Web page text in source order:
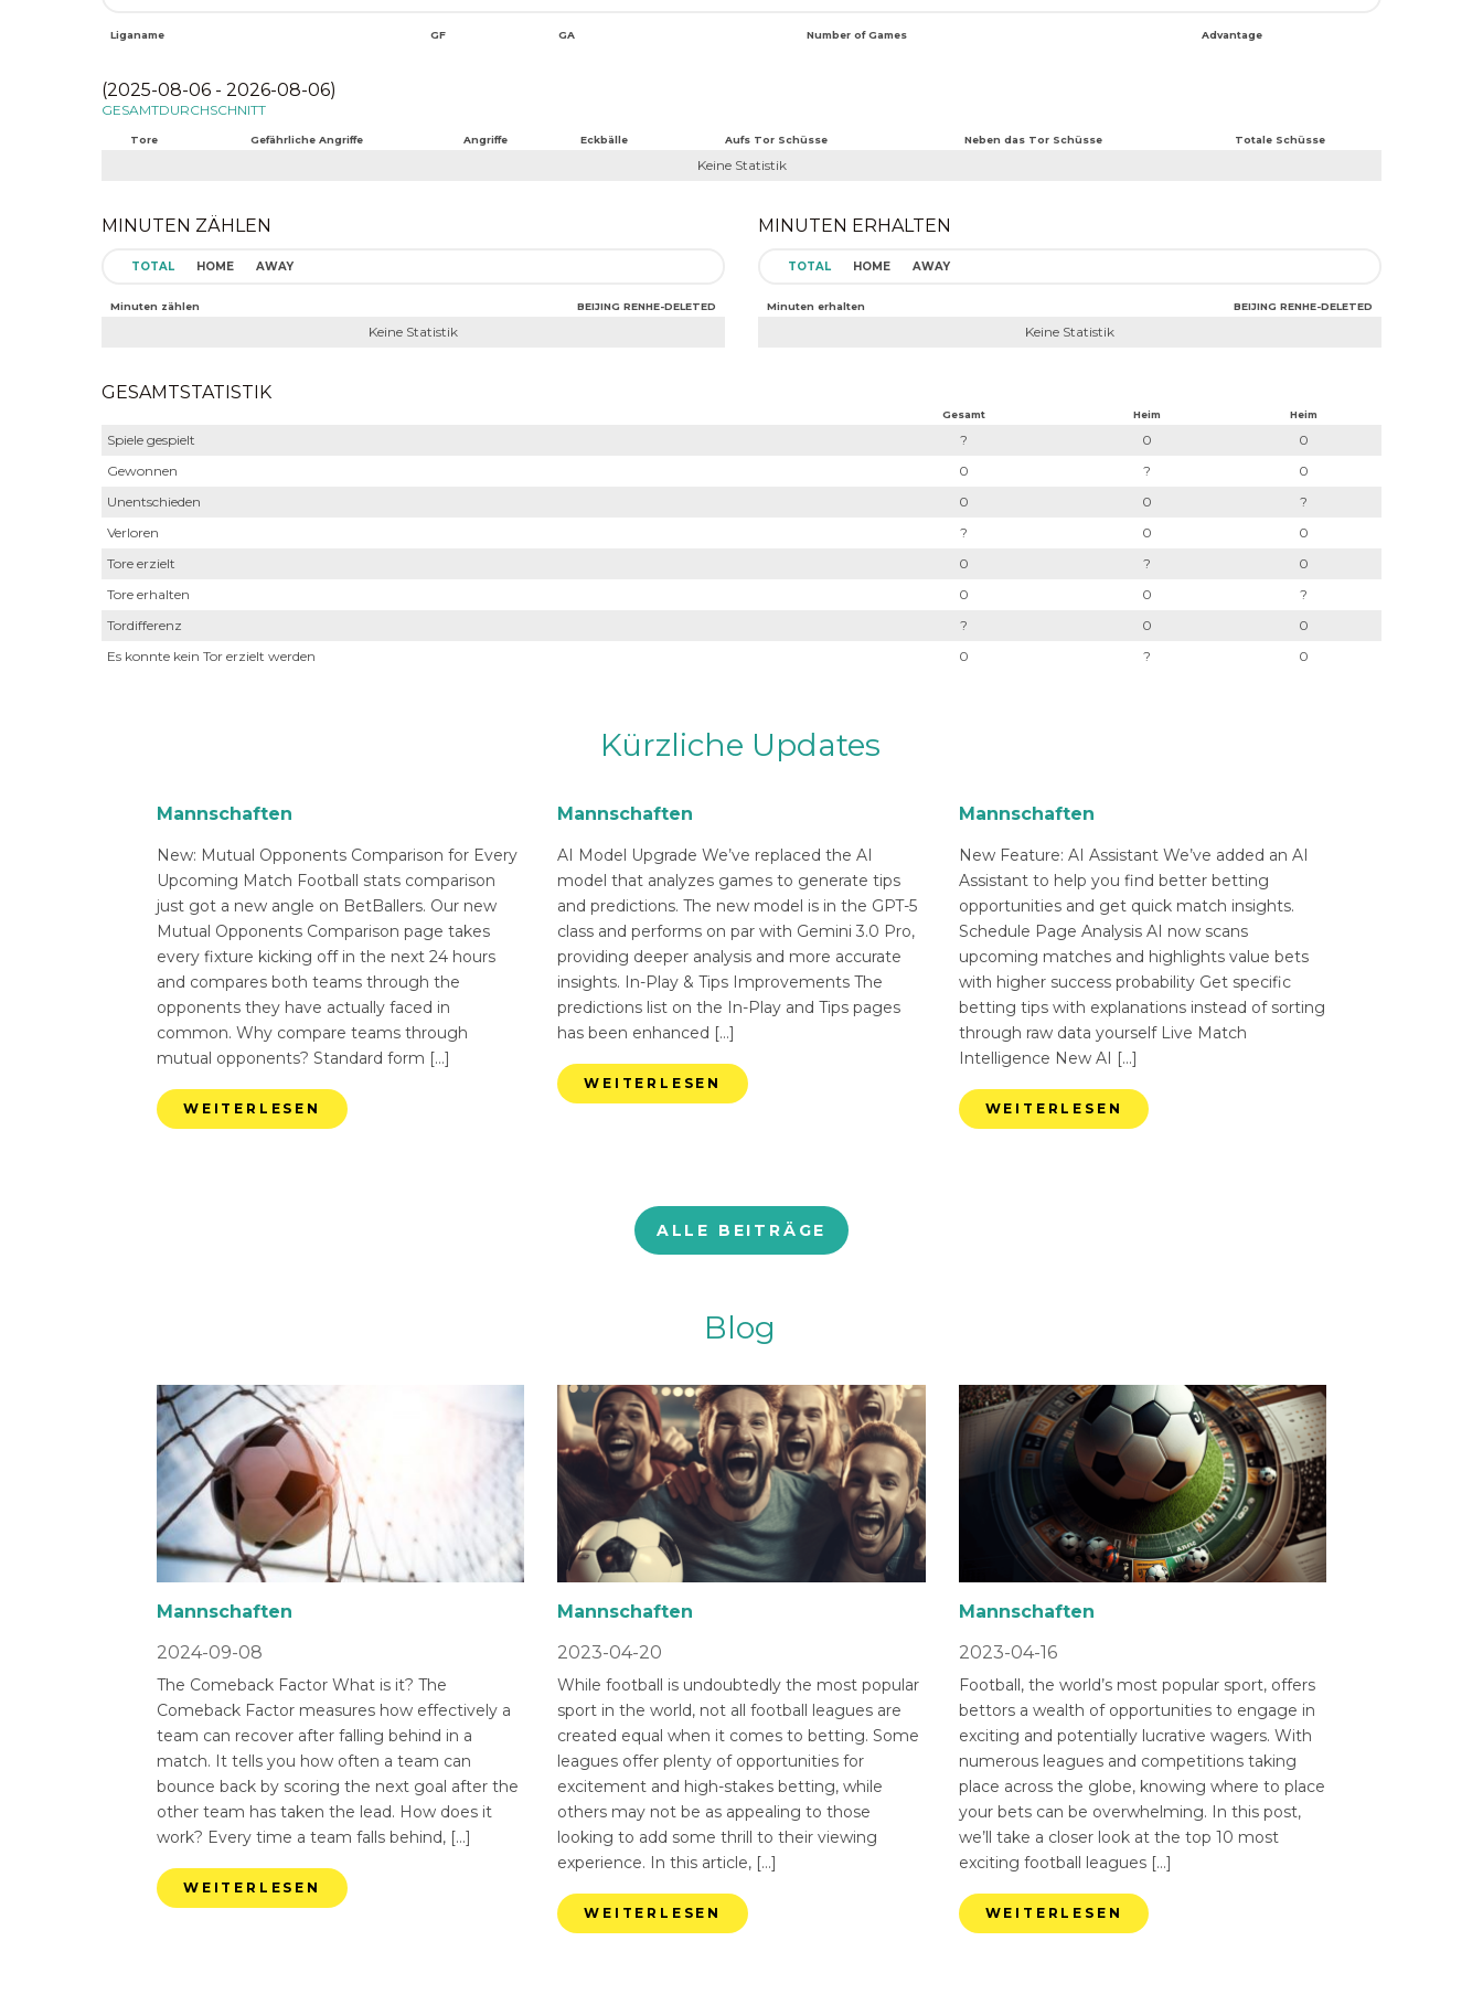
Liganame GF GA Number of Games Advantage
(2025-08-06 - 2026-08-06)
GESAMTDURCHSCHNITT
Tore Gefährliche Angriffe Angriffe Eckbälle Aufs Tor Schüsse Neben das Tor Schüsse Totale Schüsse
Keine Statistik
MINUTEN ZÄHLEN
TOTAL HOME AWAY
Minuten zählen BEIJING RENHE-DELETED
Keine Statistik
MINUTEN ERHALTEN
TOTAL HOME AWAY
Minuten erhalten BEIJING RENHE-DELETED
Keine Statistik
GESAMTSTATISTIK
Gesamt Heim Heim
Spiele gespielt ? 0
0
Gewonnen
0 ?
0
Unentschieden
0 0
?
Verloren
? 0
0
Tore erzielt
0 ?
0
Tore erhalten
0 0
?
Tordifferenz
? 0
0
Es konnte kein Tor erzielt werden
0 ? 0
Kürzliche Updates
Mannschaften
New: Mutual Opponents Comparison for Every
Upcoming Match Football stats comparison
just got a new angle on BetBallers. Our new
Mutual Opponents Comparison page takes
every fixture kicking off in the next 24 hours
and compares both teams through the
opponents they have actually faced in
common. Why compare teams through
mutual opponents? Standard form […]
WEITERLESEN
Mannschaften
AI Model Upgrade We’ve replaced the AI
model that analyzes games to generate tips
and predictions. The new model is in the GPT-5
class and performs on par with Gemini 3.0 Pro,
providing deeper analysis and more accurate
insights. In-Play & Tips Improvements The
predictions list on the In-Play and Tips pages
has been enhanced […]
WEITERLESEN
Mannschaften
New Feature: AI Assistant We’ve added an AI
Assistant to help you find better betting
opportunities and get quick match insights.
Schedule Page Analysis AI now scans
upcoming matches and highlights value bets
with higher success probability Get specific
betting tips with explanations instead of sorting
through raw data yourself Live Match
Intelligence New AI […]
WEITERLESEN
ALLE BEITRÄGE
Blog
Mannschaften
2024-09-08
The Comeback Factor What is it? The
Comeback Factor measures how effectively a
team can recover after falling behind in a
match. It tells you how often a team can
bounce back by scoring the next goal after the
other team has taken the lead. How does it
work? Every time a team falls behind, […]
WEITERLESEN
Mannschaften
2023-04-20
While football is undoubtedly the most popular
sport in the world, not all football leagues are
created equal when it comes to betting. Some
leagues offer plenty of opportunities for
excitement and high-stakes betting, while
others may not be as appealing to those
looking to add some thrill to their viewing
experience. In this article, […]
WEITERLESEN
Mannschaften
2023-04-16
Football, the world’s most popular sport, offers
bettors a wealth of opportunities to engage in
exciting and potentially lucrative wagers. With
numerous leagues and competitions taking
place across the globe, knowing where to place
your bets can be overwhelming. In this post,
we’ll take a closer look at the top 10 most
exciting football leagues […]
WEITERLESEN